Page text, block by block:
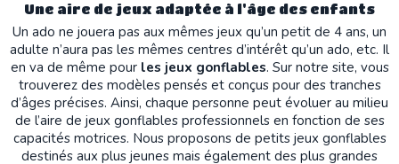
Une aire de jeux adaptée à l'âge des enfants
Un ado ne jouera pas aux mêmes jeux qu’un petit de 4 ans, un
adulte n’aura pas les mêmes centres d’intérêt qu’un ado, etc. Il
en va de même pour les jeux gonflables. Sur notre site, vous
trouverez des modèles pensés et conçus pour des tranches
d’âges précises. Ainsi, chaque personne peut évoluer au milieu
de l’aire de jeux gonflables professionnels en fonction de ses
capacités motrices. Nous proposons de petits jeux gonflables
destinés aux plus jeunes mais également des plus grandes